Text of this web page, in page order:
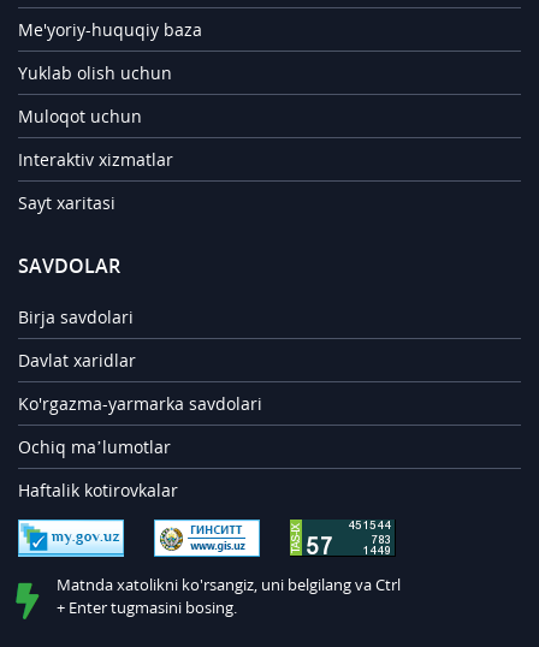
Me'yoriy-huquqiy baza
Yuklab olish uchun
Muloqot uchun
Interaktiv xizmatlar
Sayt xaritasi
SAVDOLAR
Birja savdolari
Davlat xaridlar
Ko'rgazma-yarmarka savdolari
Ochiq ma’lumotlar
Haftalik kotirovkalar
Matnda xatolikni ko'rsangiz, uni belgilang va Ctrl
+ Enter tugmasini bosing.